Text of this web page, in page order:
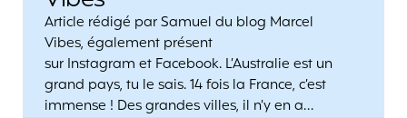
Article rédigé par Samuel du blog Marcel
Vibes, également présent
sur Instagram et Facebook. L’Australie est un
grand pays, tu le sais. 14 fois la France, c’est
immense ! Des grandes villes, il n’y en a…